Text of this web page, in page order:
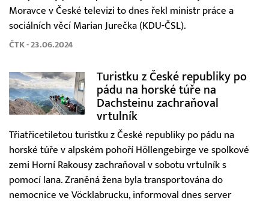
Moravce v České televizi to dnes řekl ministr práce a
sociálních věcí Marian Jurečka (KDU-ČSL).
ČTK - 23.06.2024
Turistku z České republiky po
pádu na horské túře na
Dachsteinu zachraňoval
vrtulník
Třiatřicetiletou turistku z České republiky po pádu na
horské túře v alpském pohoří Höllengebirge ve spolkové
zemi Horní Rakousy zachraňoval v sobotu vrtulník s
pomocí lana. Zraněná žena byla transportována do
nemocnice ve Vöcklabrucku, informoval dnes server